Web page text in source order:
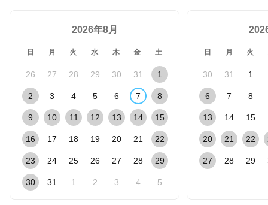
2026年8月
日 月 火 水 木 金 土
26 27 28 29 30 31 1
2 3 4 5 6 7 8
9 10 11 12 13 14 15
16 17 18 19 20 21 22
23 24 25 26 27 28 29
30 31 1 2 3 4 5
日 月 火
30 31 1
6 7 8
13 14 15
20 21 22
27 28 29